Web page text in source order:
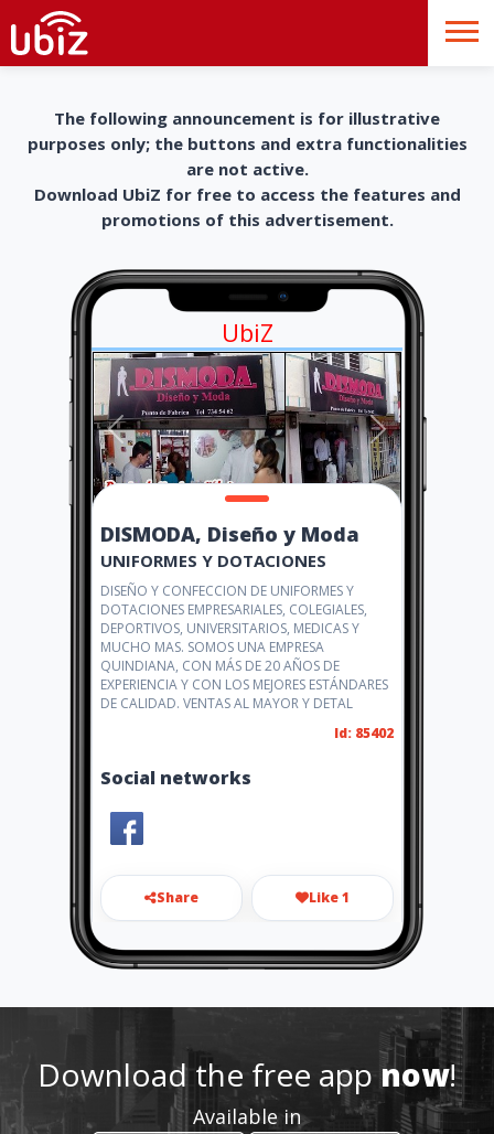
The following announcement is for illustrative
purposes only; the buttons and extra functionalities
are not active.
Download UbiZ for free to access the features and
promotions of this advertisement.
UbiZ
DISMODA, Diseño y Moda
UNIFORMES Y DOTACIONES
DISEÑO Y CONFECCION DE UNIFORMES Y
DOTACIONES EMPRESARIALES, COLEGIALES,
DEPORTIVOS, UNIVERSITARIOS, MEDICAS Y
MUCHO MAS. SOMOS UNA EMPRESA
QUINDIANA, CON MÁS DE 20 AÑOS DE
EXPERIENCIA Y CON LOS MEJORES ESTÁNDARES
DE CALIDAD. VENTAS AL MAYOR Y DETAL
Id: 85402
Social networks
Share Like 1
moda.armenia.q@hotmail.co
http://www.dismoda.amaweb
s.com
Download the free appnow!
Available in